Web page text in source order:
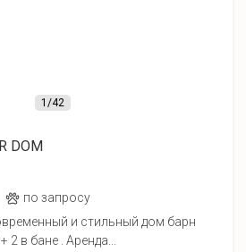
1/42
DOM
по запросу
и стильный дом барн
в бане . Аренда...